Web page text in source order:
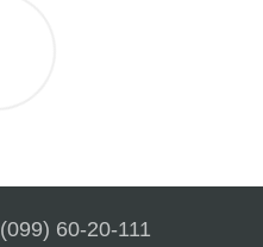
(099) 60-20-111